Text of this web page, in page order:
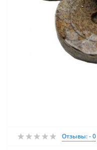
Отзывы: - 0